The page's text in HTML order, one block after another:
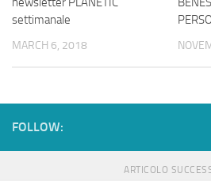
settimanale
MARCH 6, 2018
FOLLOW:
ARTICOLO